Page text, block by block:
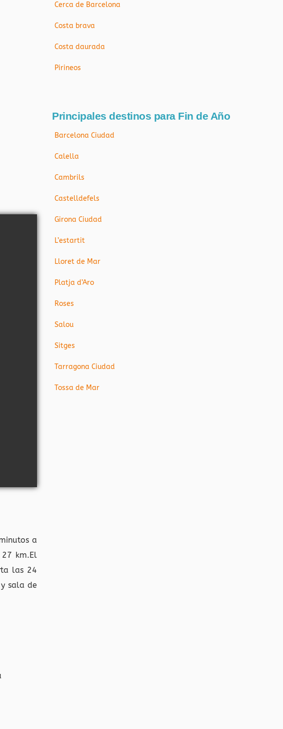
a
km.El
las 24
sala de
Cerca de Barcelona
Costa brava
Costa daurada
Pirineos
Principales destinos para Fin de Año
Barcelona Ciudad
Calella
Cambrils
Castelldefels
Girona Ciudad
L’estartit
Lloret de Mar
Platja d’Aro
Roses
Salou
Sitges
Tarragona Ciudad
Tossa de Mar